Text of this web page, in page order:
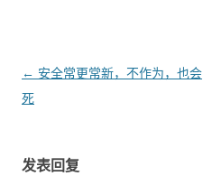
文章导航
← 安全常更常新，不作为，也会
死
发表回复